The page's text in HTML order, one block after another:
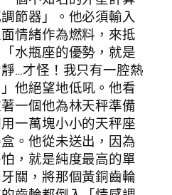
節器」。他必須輸入
情緒作為燃料，來抵
水瓶座的優勢，就是
…才怪！我只有一腔熱
他絕望地低吼。他看
一個他為林天秤準備
一萬塊小小的天秤座
。他從未送出，因為
，就是純度最高的單
關，將那個黃銅齒輪